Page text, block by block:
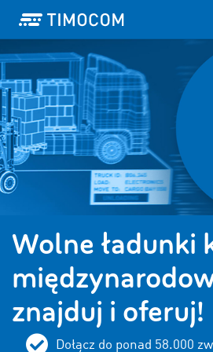
Wolne ładunki
znajduj i oferuj!
Dołącz do ponad 58.000